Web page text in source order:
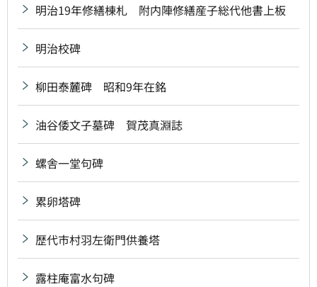
明治19年修繕棟札 附内陣修繕産子総代他書上板
明治校碑
柳田泰麓碑 昭和9年在銘
油谷倭文子墓碑 賀茂真淵誌
螺舎一堂句碑
累卵塔碑
歴代市村羽左衛門供養塔
露柱庵富水句碑